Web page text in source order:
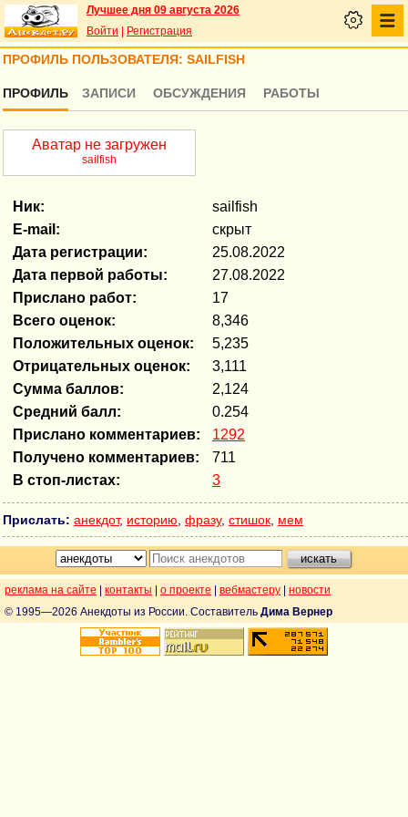
Лучшее дня 09 августа 2026
Войти
Регистрация
ПРОФИЛЬ ПОЛЬЗОВАТЕЛЯ: SAILFISH
ПРОФИЛЬ ЗАПИСИ ОБСУЖДЕНИЯ РАБОТЫ
Аватар не загружен
sailfish
Ник:
sailfish
E-mail:
скрыт
Дата регистрации:
25.08.2022
Дата первой работы:
27.08.2022
Прислано работ:
17
Всего оценок:
8,346
Положительных оценок:
5,235
Отрицательных оценок:
3,111
Сумма баллов:
2,124
Средний балл:
0.254
Прислано комментариев:
1292
Получено комментариев:
711
В стоп-листах:
3
Прислать: анекдот, историю фразу, стишок мем
реклама на сайте контакты о проекте вебмастеру
новости
© 1995—2026 Анекдоты из России. Составитель Дима Вернер